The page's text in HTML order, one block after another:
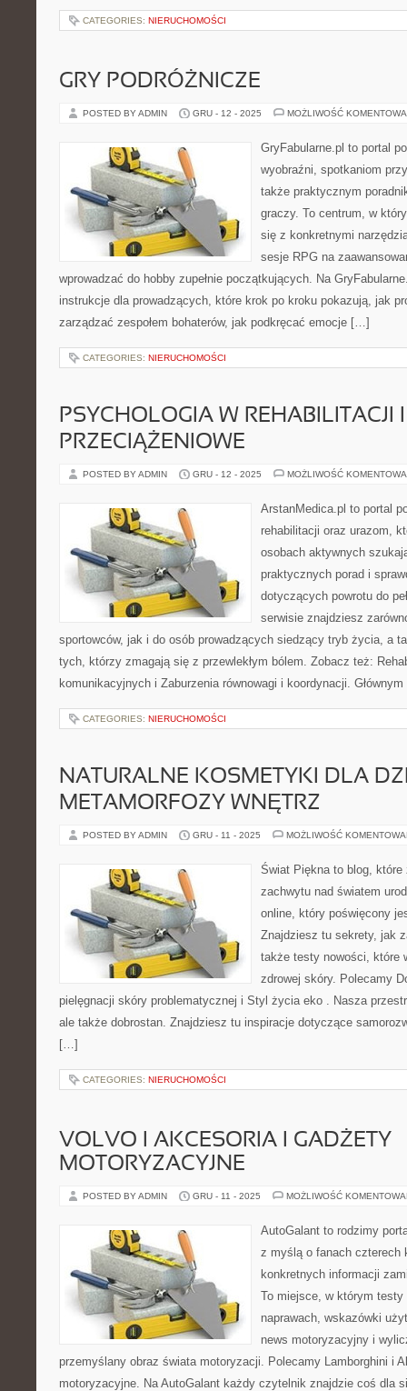
CATEGORIES: NIERUCHOMOŚCI
GRY PODRÓŻNICZE
POSTED BY ADMIN GRU - 12 - 2025 MOŻLIWOŚĆ
GryFabularne.pl to portal
wyobraźni, spotkaniom
także praktycznym
graczy. To centrum, w
się z konkretnymi
sesje RPG na
wprowadzać do hobby zupełnie początkujących. Na
instrukcje dla prowadzących, które krok po kroku pokazują, jak
zarządzać zespołem bohaterów, jak podkręcać emocje […]
CATEGORIES: NIERUCHOMOŚCI
PSYCHOLOGIA W REHABILITACJI
PRZECIĄŻENIOWE
POSTED BY ADMIN GRU - 12 - 2025 MOŻLIWOŚĆ
ArstanMedica.pl to portal
rehabilitacji oraz urazom,
osobach aktywnych
praktycznych porad i
dotyczących powrotu do
serwisie znajdziesz
sportowców, jak i do osób prowadzących siedzący tryb życia, a
tych, którzy zmagają się z przewlekłym bólem. Zobacz też:
komunikacyjnych i Zaburzenia równowagi i koordynacji.
CATEGORIES: NIERUCHOMOŚCI
NATURALNE KOSMETYKI DLA
METAMORFOZY WNĘTRZ
POSTED BY ADMIN GRU - 11 - 2025 MOŻLIWOŚĆ
Świat Piękna to blog, które
zachwytu nad światem
online, który poświęcony
Znajdziesz tu sekrety, jak
także testy nowości, które
zdrowej skóry. Polecamy
pielęgnacji skóry problematycznej i Styl życia eko . Nasza
ale także dobrostan. Znajdziesz tu inspiracje dotyczące
[…]
CATEGORIES: NIERUCHOMOŚCI
VOLVO I AKCESORIA I GADŻETY
MOTORYZACYJNE
POSTED BY ADMIN GRU - 11 - 2025 MOŻLIWOŚĆ
AutoGalant to rodzimy
z myślą o fanach czterech
konkretnych informacji
To miejsce, w którym
naprawach, wskazówki
news motoryzacyjny i
przemyślany obraz świata motoryzacji. Polecamy Lamborghini i
motoryzacyjne. Na AutoGalant każdy czytelnik znajdzie coś dla